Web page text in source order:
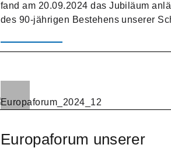
fand am 20.09.2024 das Jubiläum
des 90-jährigen Bestehens unserer
Europaforum unserer